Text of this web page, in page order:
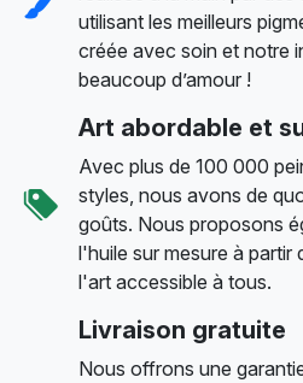
utilisant les meilleurs
créée avec soin et notre
beaucoup d’amour !
Art abordable et
Avec plus de 100 000
styles, nous avons de
goûts. Nous proposons
l'huile sur mesure à
l'art accessible à tous.
Livraison gratuite
Nous offrons une